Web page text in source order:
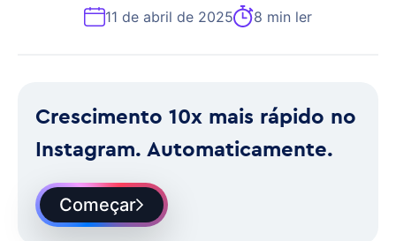
11 de abril de 2025 8 min ler
Crescimento 10x mais rápido no
Instagram. Automaticamente.
Começar